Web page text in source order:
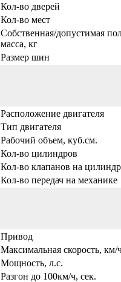
Кол-во дверей
Кол-во мест
Собственная/допустимая
масса, кг
Размер шин
Расположение двигателя
Тип двигателя
Рабочий объем, куб.см.
Кол-во цилиндров
Кол-во клапанов на цилиндр
Кол-во передач на механике
Привод
Максимальная скорость, км/
Мощность, л.с.
Разгон до 100км/ч, сек.